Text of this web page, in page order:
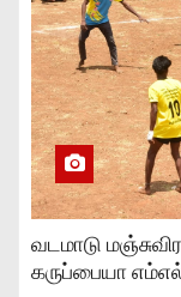
வடமாடு
கருப்பையா